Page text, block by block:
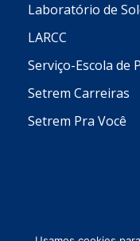
Laboratório de
LARCC
Serviço-Escola de
Setrem Carreiras
Setrem Pra Você